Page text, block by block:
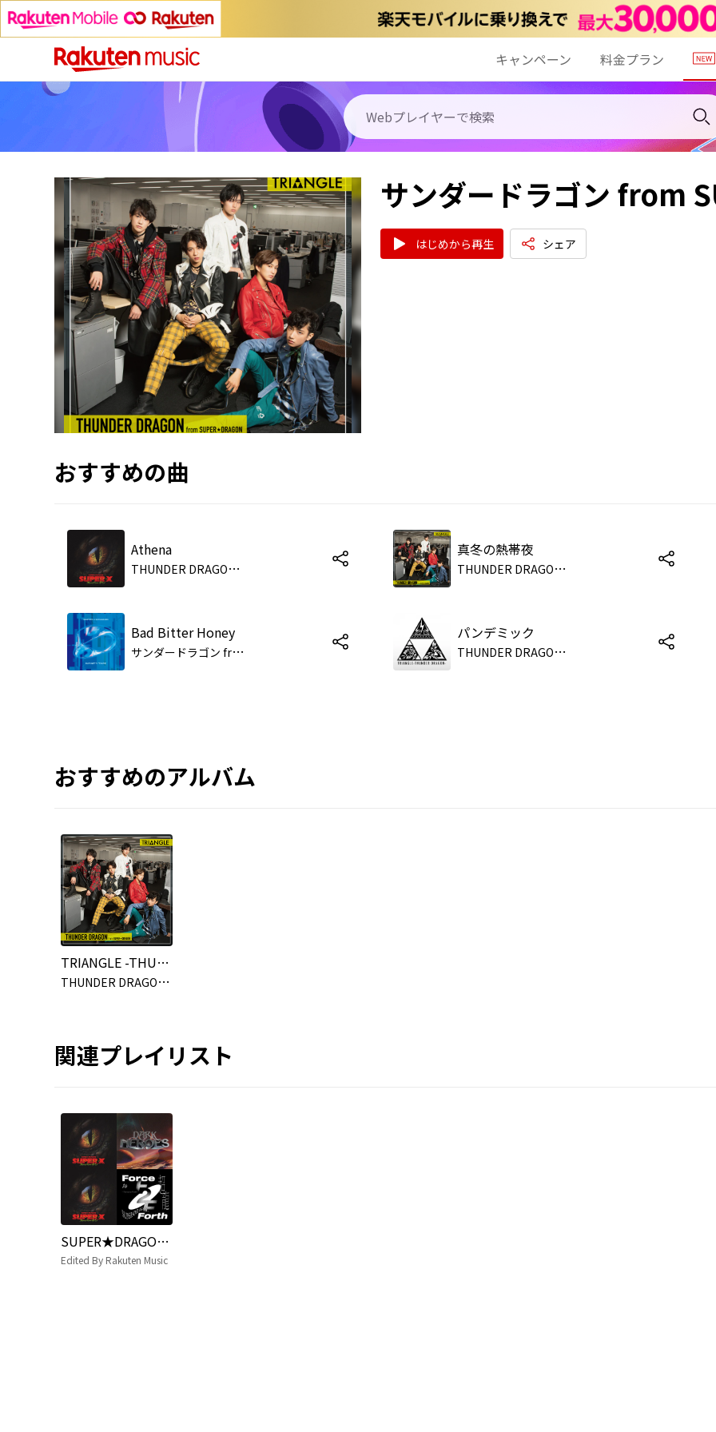
キャンペーン 料金プラン
サンダードラゴン from
はじめから再生 シェア
おすすめの曲
Athena
T
HUNDER DRAGON from SUPER★DRAGON
Bad Bitter Honey
サ
ンダードラゴン from SUPER★DRAGON
真冬の熱帯夜
T
HUNDER DRAGON from SUPER★DRAGON
パンデミック
T
HUNDER DRAGON from SUPER★DRAGON
おすすめのアルバム
TRIANGLE -THUNDER DRAGON- (Special Edition)
T
HUNDER DRAGON from SUPER★DRAGON
関連プレイリスト
SUPER★DRAGON 2025 LIVE TOUR 「SUPER X」@パシフィコ横浜 セットリスト
Edited By Rakuten Music